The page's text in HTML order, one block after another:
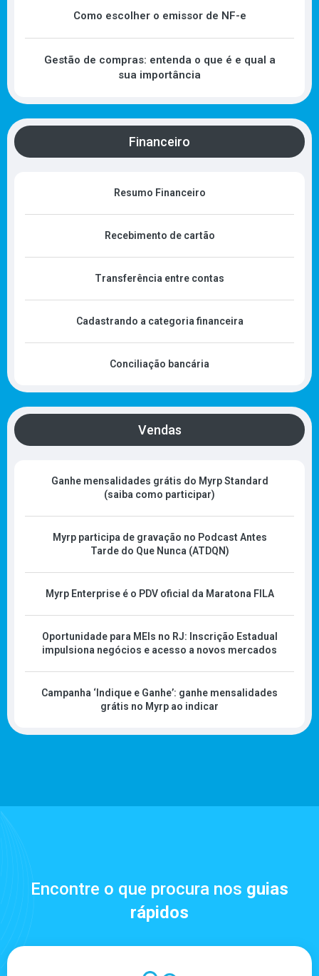
Como escolher o emissor de NF-e
Gestão de compras: entenda o que é e qual a
sua importância
Financeiro
Resumo Financeiro
Recebimento de cartão
Transferência entre contas
Cadastrando a categoria financeira
Conciliação bancária
Vendas
Ganhe mensalidades grátis do Myrp Standard
(saiba como participar)
Myrp participa de gravação no Podcast Antes
Tarde do Que Nunca (ATDQN)
Myrp Enterprise é o PDV oficial da Maratona FILA
Oportunidade para MEIs no RJ: Inscrição Estadual
impulsiona negócios e acesso a novos mercados
Campanha ‘Indique e Ganhe’: ganhe mensalidades
grátis no Myrp ao indicar
Encontre o que procura nos guias
rápidos